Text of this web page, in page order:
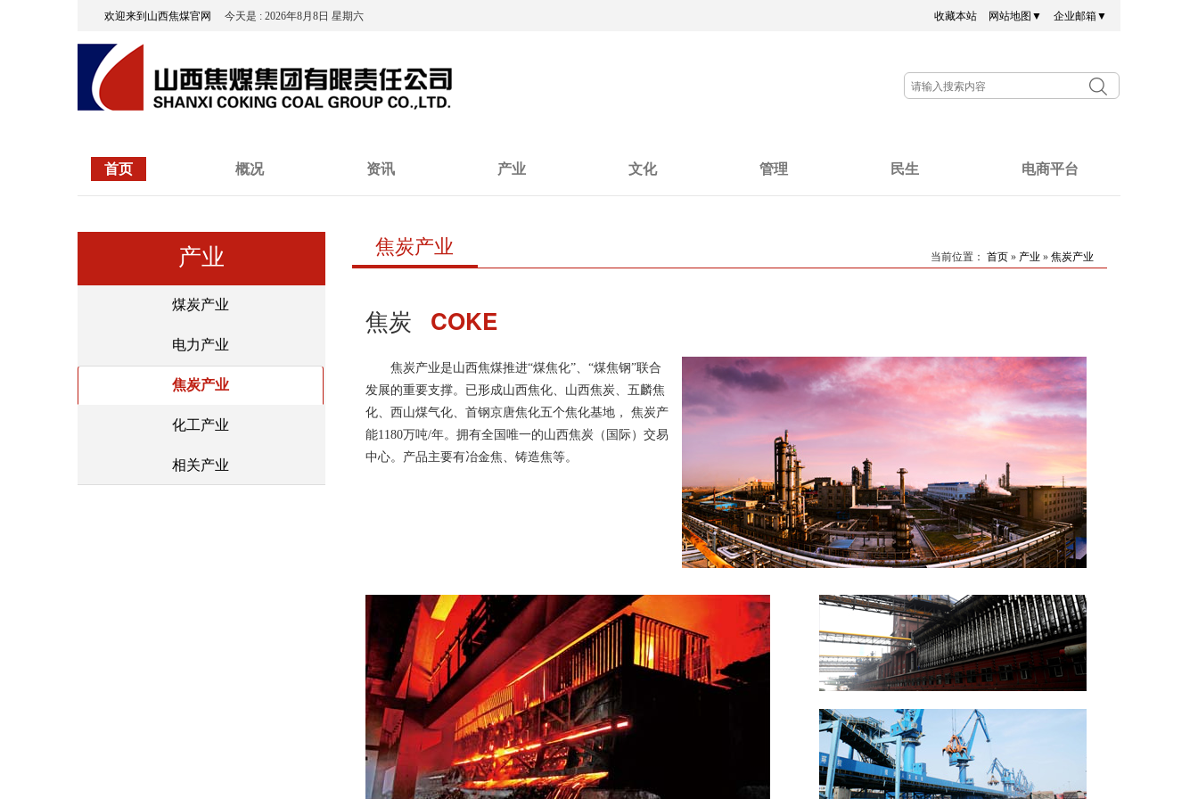
欢迎来到山西焦煤官网 今天是 : 2026年8月8日 星期六 收藏本站 网站地图▼ 企业邮箱▼
首页 概况 资讯 产业 文化 管理 民生 电商平台
产业
煤炭产业
电力产业
焦炭产业
化工产业
相关产业
焦炭产业 当前位置： 首页 » 产业 » 焦炭产业
焦炭 COKE
焦炭产业是山西焦煤推进“煤焦化”、“煤焦钢”联合
发展的重要支撑。已形成山西焦化、山西焦炭、五麟焦
化、西山煤气化、首钢京唐焦化五个焦化基地， 焦炭产
能1180万吨/年。拥有全国唯一的山西焦炭（国际）交易
中心。产品主要有冶金焦、铸造焦等。